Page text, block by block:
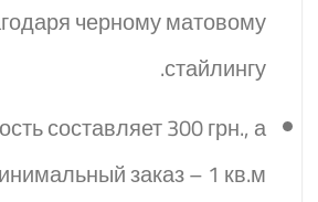
черному матовому
стайлингу.
составляет 300 грн., а
заказ – 1 кв.м.